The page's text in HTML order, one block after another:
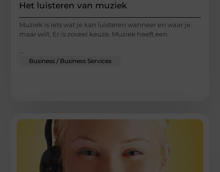
Het luisteren van muziek
Muziek is iets wat je kan luisteren wanneer en waar je
maar wilt. Er is zoveel keuze. Muziek heeft een
Business / Business Services